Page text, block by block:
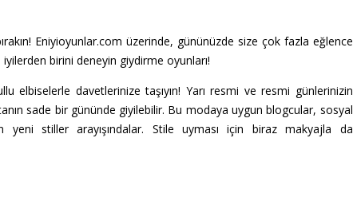
Eniyioyunlar.com üzerinde, gününüzde size çok fazla eğlence
birini deneyin giydirme oyunları!
elbiselerle davetlerinize taşıyın! Yarı resmi ve resmi günlerinizin
sade bir gününde giyilebilir. Bu modaya uygun blogcular, sosyal
stiller arayışındalar. Stile uyması için biraz makyajla da